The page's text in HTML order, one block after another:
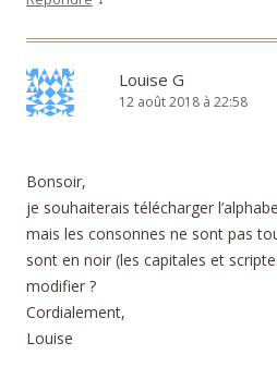
Louise G
12 août 2018 à 22:58
Bonsoir,
je souhaiterais télécharger
mais les consonnes ne sont pas
sont en noir (les capitales et
modifier ?
Cordialement,
Louise